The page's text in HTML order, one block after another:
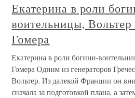
Екатерина в роли
воительницы, Вольтер
Гомера
Екатерина в роли богини-
Гомера Одним из генераторов
Вольтер. Из далекой Франции он
сначала за подготовкой плана, а